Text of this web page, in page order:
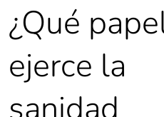
¿Qué
ejerce la